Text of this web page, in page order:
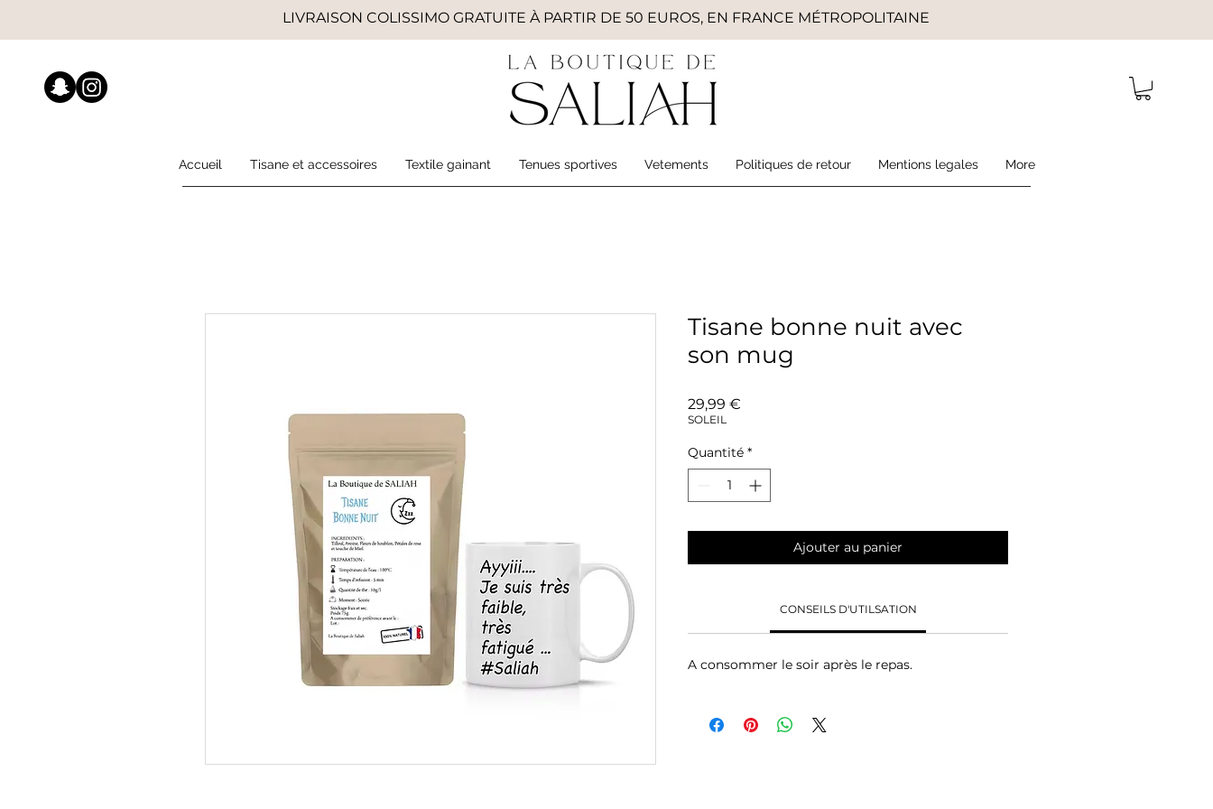
LIVRAISON COLISSIMO GRATUITE À PARTIR DE 50 EUROS, EN FRANCE MÉTROPOLITAINE
Accueil Tisane et accessoires Textile gainant Tenues sportives Vetements Politiques de retour Mentions legales More
Tisane bonne nuit avec
son mug
29,99 €
SOLEIL
Quantité *
Ajouter au panier
CONSEILS D'UTILSATION
A consommer le soir après le repas.